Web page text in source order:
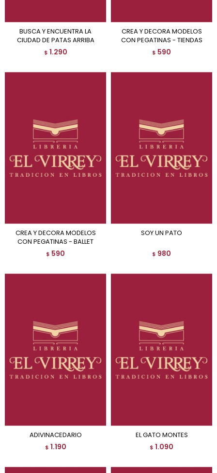
BUSCA Y ENCUENTRA LA
CIUDAD DE PATAS ARRIBA
$ 1.290
CREA Y DECORA MODELOS
CON PEGATINAS - TIENDAS
$ 590
CREA Y DECORA MODELOS
CON PEGATINAS - BALLET
$ 590
SOY UN PATO
$ 980
ADIVINACEDARIO
$ 1.190
EL GATO MONTES
$ 1.090